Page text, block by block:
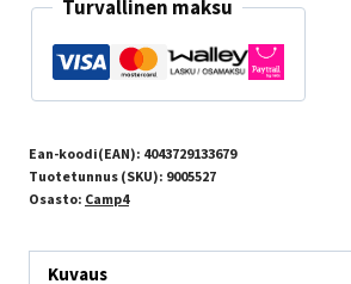
Turvallinen maksu
Ean-koodi(EAN): 4043729133679
Tuotetunnus (SKU): 9005527
Osasto: Camp4
Kuvaus